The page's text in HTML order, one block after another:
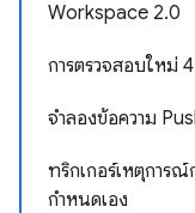
Workspace 2.0
การตรวจสอบใหม่ 4
จำลองข้อความ
ทริกเกอร์เหตุการ
กำหนดเอง